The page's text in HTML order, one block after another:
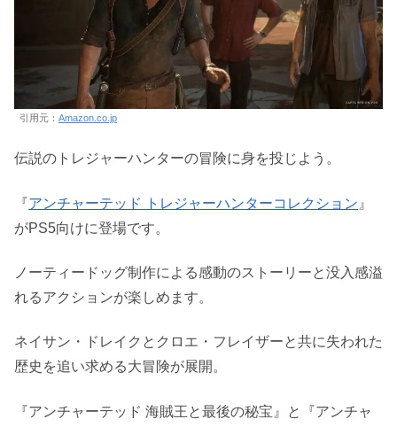
引用元： Amazon.co.jp
伝説のトレジャーハンターの冒険に身を投じよう。
『アンチャーテッド トレジャーハンターコレクション 』
がPS5向けに登場です。
ノーティードッグ制作による感動のストーリーと没入感溢
れるアクションが楽しめます。
ネイサン・ドレイクとクロエ・フレイザーと共に失われた
歴史を追い求める大冒険が展開。
『アンチャーテッド 海賊王と最後の秘宝』と『アンチャ